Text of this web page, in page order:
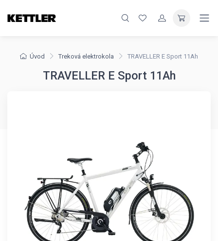
Úvod Treková elektrokola TRAVELLER E Sport 11Ah
TRAVELLER E Sport 11Ah